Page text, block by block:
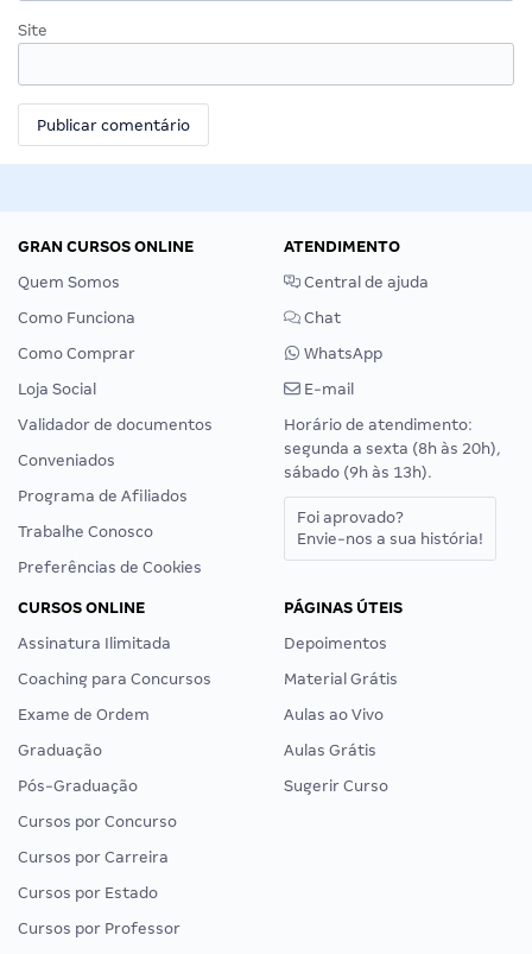
Site
GRAN CURSOS ONLINE
Quem Somos
Como Funciona
Como Comprar
Loja Social
Validador de documentos
Conveniados
Programa de Afiliados
Trabalhe Conosco
Preferências de Cookies
ATENDIMENTO
Central de ajuda
Chat
WhatsApp
E-mail
Horário de atendimento:
segunda a sexta (8h às 20h),
sábado (9h às 13h).
Foi aprovado?
Envie-nos a sua história!
CURSOS ONLINE
Assinatura Ilimitada
Coaching para Concursos
Exame de Ordem
Graduação
Pós-Graduação
Cursos por Concurso
Cursos por Carreira
Cursos por Estado
Cursos por Professor
PÁGINAS ÚTEIS
Depoimentos
Material Grátis
Aulas ao Vivo
Aulas Grátis
Sugerir Curso